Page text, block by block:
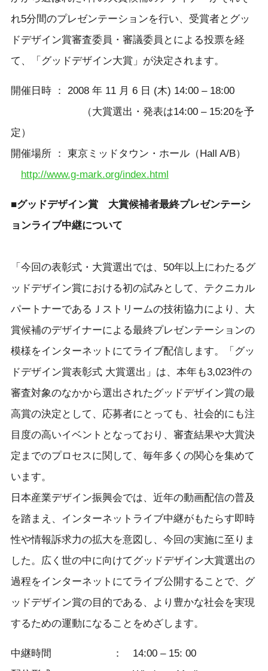
れ5分間のプレゼンテーションを行い、受賞者とグッ
ドデザイン賞審査委員・審議委員とによる投票を経
て、「グッドデザイン大賞」が決定されます。
開催日時 ： 2008 年 11 月 6 日 (木) 14:00 – 18:00
（大賞選出・発表は14:00 – 15:20を予
定）
開催場所 ： 東京ミッドタウン・ホール（Hall A/B）
http://www.g-mark.org/index.html
■グッドデザイン賞 大賞候補者最終プレゼンテーシ
ョンライブ中継について
「今回の表彰式・大賞選出では、50年以上にわたるグ
ッドデザイン賞における初の試みとして、テクニカル
パートナーであるＪストリームの技術協力により、大
賞候補のデザイナーによる最終プレゼンテーションの
模様をインターネットにてライブ配信します。「グッ
ドデザイン賞表彰式 大賞選出」は、本年も3,023件の
審査対象のなかから選出されたグッドデザイン賞の最
高賞の決定として、応募者にとっても、社会的にも注
目度の高いイベントとなっており、審査結果や大賞決
定までのプロセスに関して、毎年多くの関心を集めて
います。
日本産業デザイン振興会では、近年の動画配信の普及
を踏まえ、インターネットライブ中継がもたらす即時
性や情報訴求力の拡大を意図し、今回の実施に至りま
した。広く世の中に向けてグッドデザイン大賞選出の
過程をインターネットにてライブ公開することで、グ
ッドデザイン賞の目的である、より豊かな社会を実現
するための運動になることをめざします。
中継時間 ： 14:00 – 15: 00